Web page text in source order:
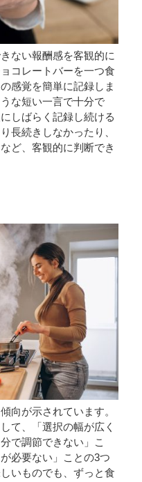
ない報酬感を客観的に
コレートバーを一つ食
感覚を簡単に記録しま
な短い一言で十分で
しばらく記録し続ける
長続きしなかったり、
ど、客観的に判断でき
向が示されています。
て、「選択の幅が広く
で調節できない」こ
必要ない」ことの3つ
いものでも、ずっと食